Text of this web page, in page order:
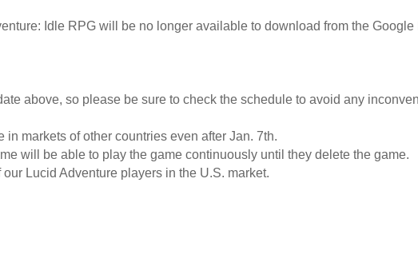
Idle RPG will be no longer available to download from the Google
above, so please be sure to check the schedule to avoid any
markets of other countries even after Jan. 7th.
will be able to play the game continuously until they delete the game.
Lucid Adventure players in the U.S. market.